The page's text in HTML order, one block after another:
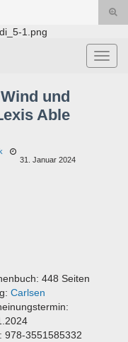
und
Able
31. Januar 2024
448 Seiten
Carlsen
978-3551585332